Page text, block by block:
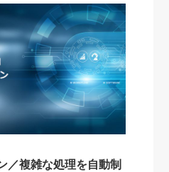
／複雑な処理を自動制